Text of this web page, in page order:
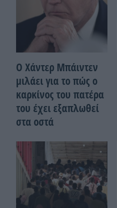
Ο Χάντερ Μπάιντεν
μιλάει για το πώς ο
καρκίνος του πατέρα
του έχει εξαπλωθεί
στα οστά